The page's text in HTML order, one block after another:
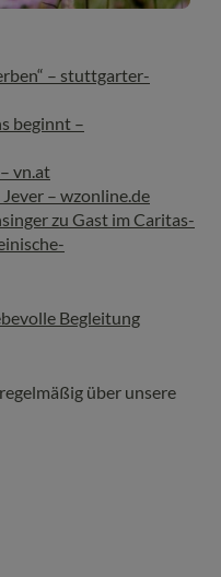
– stuttgarter-
beginnt –
vn.at
– wzonline.de
zu Gast im Caritas-
Begleitung
über unsere